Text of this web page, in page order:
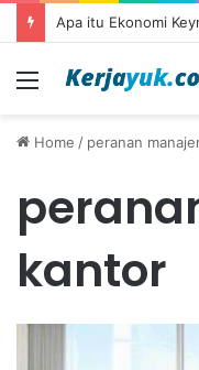
Apa itu Ekonomi
Menu
Home / peranan
kantor